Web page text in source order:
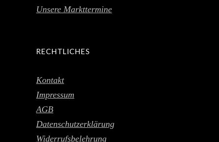
Unsere Markttermine
RECHTLICHES
Kontakt
Impressum
AGB
Datenschutzerklärung
Widerrufsbelehrung